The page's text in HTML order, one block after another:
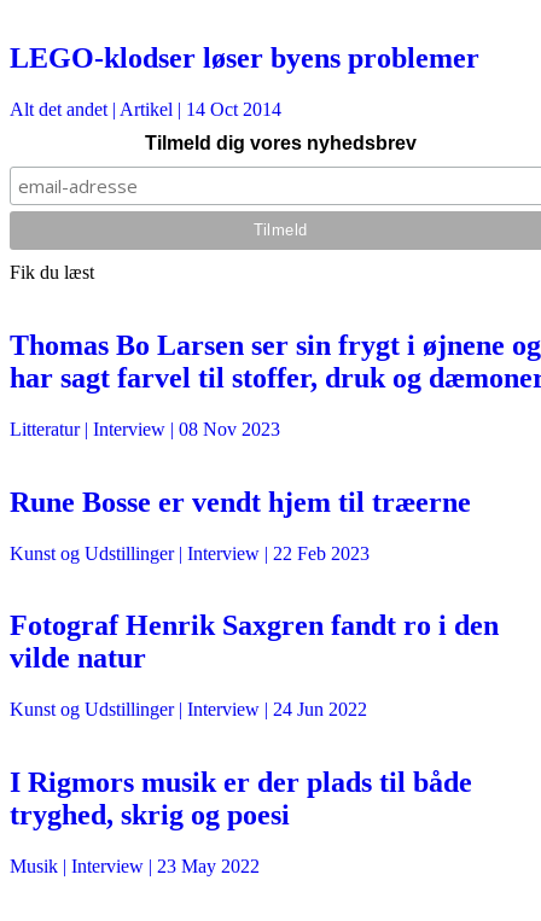
LEGO-klodser løser byens problemer
Alt det andet | Artikel | 14 Oct 2014
Tilmeld dig vores nyhedsbrev
Fik du læst
Thomas Bo Larsen ser sin frygt i øjnene og
har sagt farvel til stoffer, druk og
Litteratur| Interview | 08 Nov 2023
Rune Bosse er vendt hjem til træerne
Kunst og Udstillinger| Interview | 22 Feb 2023
Fotograf Henrik Saxgren fandt ro i den
vilde natur
Kunst og Udstillinger| Interview | 24 Jun 2022
I Rigmors musik er der plads til både
tryghed, skrig og poesi
Musik | Interview | 23 May 2022